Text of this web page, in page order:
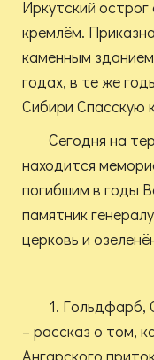
Иркутский
кремлём.
каменным
годах, в те же
Сибири Спасскую
Сегодня на
находится
погибшим в годы
памятник
церковь и
1. Гольдфарб,
– рассказ о том,